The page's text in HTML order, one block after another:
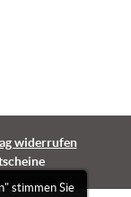
stimmen Sie
widerrufen